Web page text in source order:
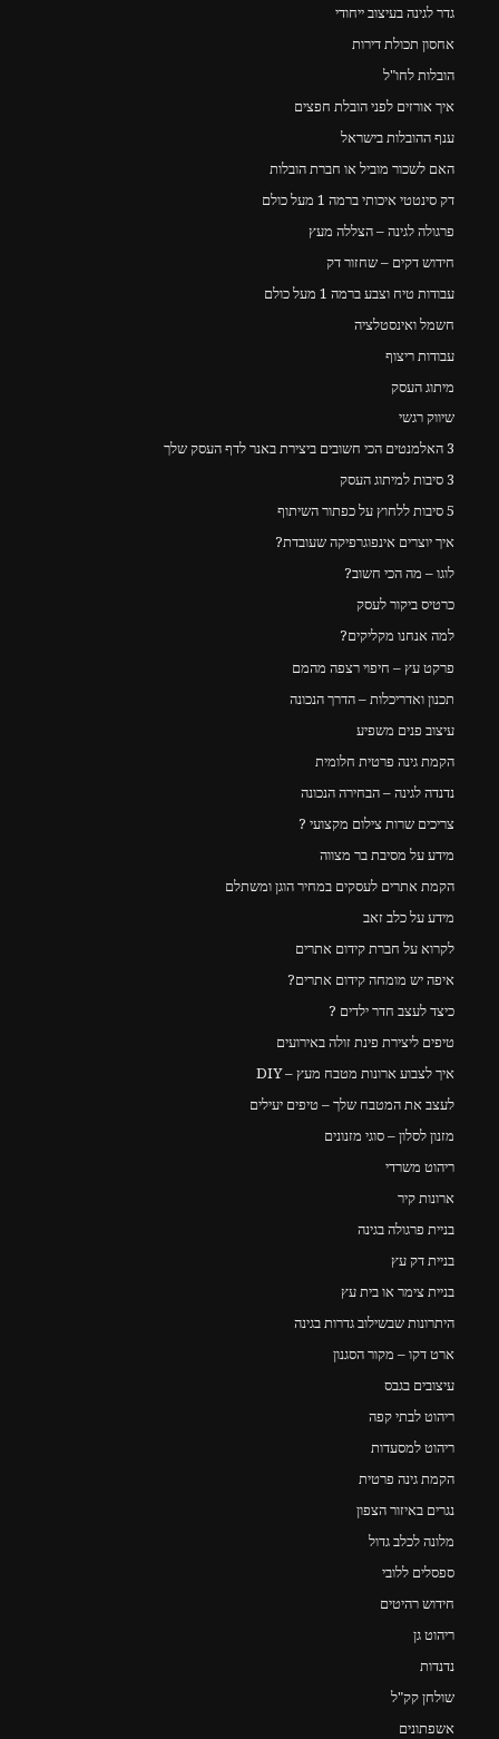
גדר לגינה בעיצוב ייחודי
אחסון תכולת דירות
הובלות לחו"ל
איך אורזים לפני הובלת חפצים
ענף ההובלות בישראל
האם לשכור מוביל או חברת הובלות
דק סינטטי איכותי ברמה 1 מעל כולם
פרגולה לגינה – הצללה מעץ
חידוש דקים – שחזור דק
עבודות טיח וצבע ברמה 1 מעל כולם
חשמל ואינסטלציה
עבודות ריצוף
מיתוג העסק
שיווק רגשי
3 האלמנטים הכי חשובים ביצירת באנר לדף העסק שלך
3 סיבות למיתוג העסק
5 סיבות ללחוץ על כפתור השיתוף
איך יוצרים אינפוגרפיקה שעובדת?
לוגו – מה הכי חשוב?
כרטיס ביקור לעסק
למה אנחנו מקליקים?
פרקט עץ – חיפוי רצפה מהמם
תכנון ואדריכלות – הדרך הנכונה
עיצוב פנים משפיע
הקמת גינה פרטית חלומית
נדנדה לגינה – הבחירה הנכונה
צריכים שרות צילום מקצועי ?
מידע על מסיבת בר מצווה
הקמת אתרים לעסקים במחיר הוגן ומשתלם
מידע על כלב זאב
לקרוא על חברת קידום אתרים
איפה יש מומחה קידום אתרים?
כיצד לעצב חדר ילדים ?
טיפים ליצירת פינת זולה באירועים
איך לצבוע ארונות מטבח מעץ – DIY
לעצב את המטבח שלך – טיפים יעילים
מזנון לסלון – סוגי מזנונים
ריהוט משרדי
ארונות קיר
בניית פרגולה בגינה
בניית דק עץ
בניית צימר או בית עץ
היתרונות שבשילוב גדרות בגינה
ארט דקו – מקור הסגנון
עיצובים בגבס
ריהוט לבתי קפה
ריהוט למסעדות
הקמת גינה פרטית
נגרים באיזור הצפון
מלונה לכלב גדול
ספסלים ללובי
חידוש רהיטים
ריהוט גן
נדנדות
שולחן קק"ל
אשפתונים